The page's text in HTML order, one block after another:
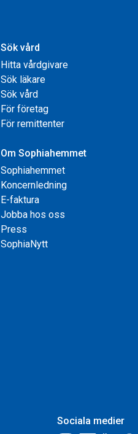
Sök vård
Hitta vårdgivare
Sök läkare
Sök vård
För företag
För remittenter
Om Sophiahemmet
Sophiahemmet
Koncernledning
E-faktura
Jobba hos oss
Press
SophiaNytt
Sociala medier